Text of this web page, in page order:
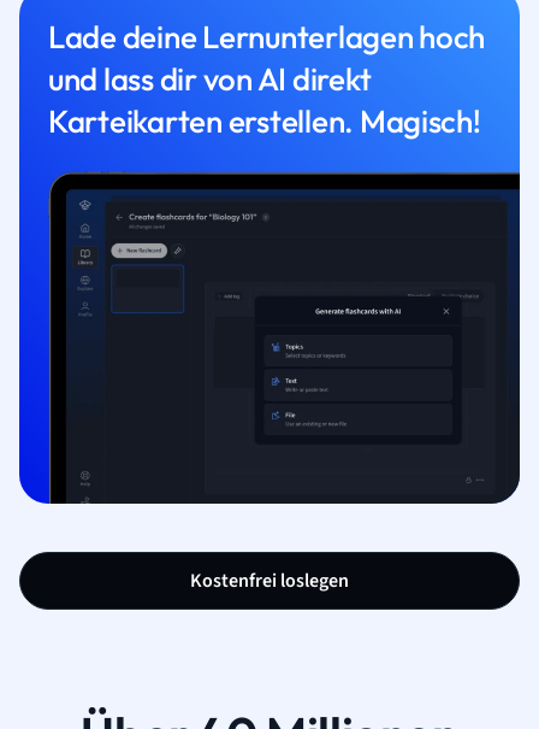
Lade deine Lernunterlagen hoch
und lass dir von AI direkt
Karteikarten erstellen. Magisch!
Kostenfrei loslegen